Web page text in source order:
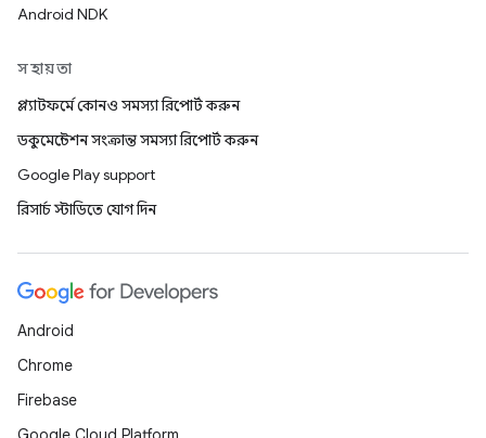
Android NDK
সহায়তা
প্ল্যাটফর্মে কোনও সমস্যা রিপোর্ট করুন
ডকুমেন্টেশন সংক্রান্ত সমস্যা রিপোর্ট করুন
Google Play support
রিসার্চ স্টাডিতে যোগ দিন
Android
Chrome
Firebase